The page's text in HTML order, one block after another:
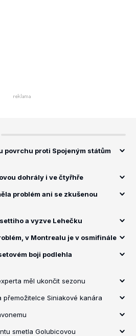
povrchu proti Spojeným státům
dohrály i ve čtyřhře
problém ani se zkušenou
a vyzve Lehečku
v Montrealu je v osmifinále
boji podlehla
měl ukončit sezonu
přemožitelce Siniakové kanára
smetla Golubicovou